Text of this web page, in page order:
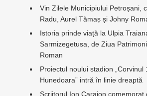
Vin Zilele Municipiului Petroșani,
Radu, Aurel Tămaș și Johny
Istoria prinde viață la Ulpia
Sarmizegetusa, de Ziua
Roman
Proiectul noului stadion „Corvinul
Hunedoara” intră în linie dreaptă
Scriitorul Ion Caraion comemorat